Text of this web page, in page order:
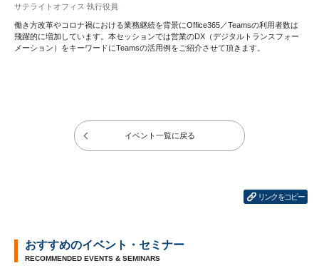
サテライトオフィス 執行役員
働き方改革やコロナ禍における業務継続を背景にOffice365／Teamsの利用者数は
飛躍的に増加しています。本セッションでは営業のDX（デジタルトランスフォー
メーション）をキーワードにTeamsの活用例をご紹介させて頂きます。
イベント一覧に戻る
リンクをコピー
おすすめのイベント・セミナー
RECOMMENDED EVENTS & SEMINARS